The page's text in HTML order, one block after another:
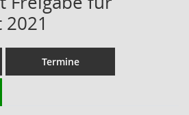
Termine